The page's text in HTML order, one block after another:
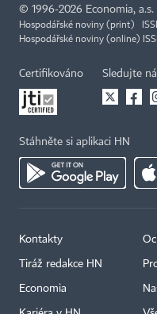
© 1996-2026 Economia, a.s.
Hospodářské noviny (print)
Hospodářské noviny (online)
Certifikováno Sledujte
Stáhněte si aplikaci HN
Kontakty
Tiráž redakce HN
Economia